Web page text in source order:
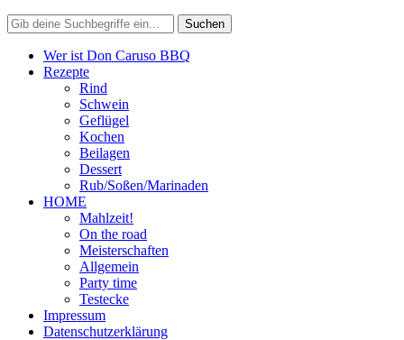
Wer ist Don Caruso BBQ
Rezepte
Rind
Schwein
Geflügel
Kochen
Beilagen
Dessert
Rub/Soßen/Marinaden
HOME
Mahlzeit!
On the road
Meisterschaften
Allgemein
Party time
Testecke
Impressum
Datenschutzerklärung